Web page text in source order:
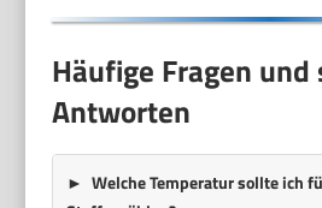
Häufige Fragen und
Antworten
Welche Temperatur sollte ich